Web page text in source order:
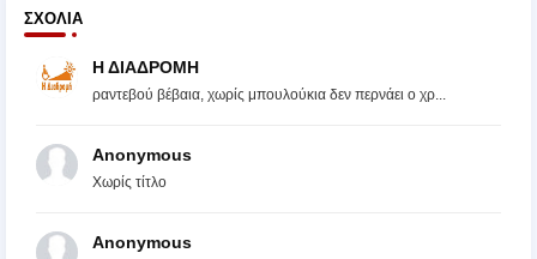
ΣΧΌΛΙΑ
Η ΔΙΑΔΡΟΜΗ
ραντεβού βέβαια, χωρίς μπουλούκια δεν περνάει ο χρ...
Anonymous
Χωρίς τίτλο
Anonymous